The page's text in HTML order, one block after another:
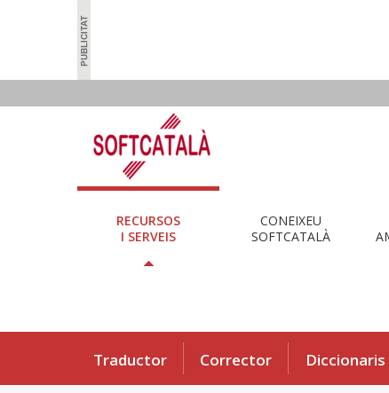
RECURSOS
I SERVEIS
CONEIXEU
SOFTCATALÀ
Traductor Corrector Diccionaris